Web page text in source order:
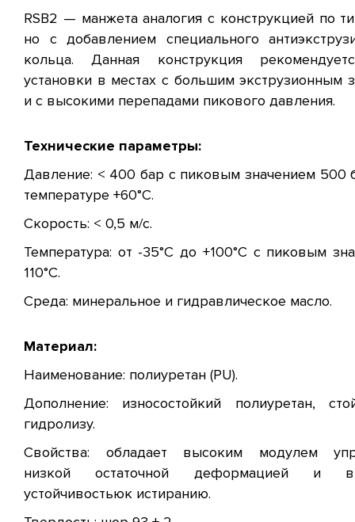
RSB2 — манжета аналогия с конструкцией по
но с добавлением специального
кольца. Данная конструкция
установки в местах с большим экструзионным
и с высокими перепадами пикового давления.
Технические параметры:
Давление: < 400 бар с пиковым значением 500
температуре +60°C.
Скорость: < 0,5 м/с.
Температура: от -35°C до +100°C с пиковым
110°C.
Среда: минеральное и гидравлическое масло.
Материал:
Наименование: полиуретан (PU).
Дополнение: износостойкий полиуретан,
гидролизу.
Свойства: обладает высоким модулем
низкой остаточной деформацией и
устойчивостьюк истиранию.